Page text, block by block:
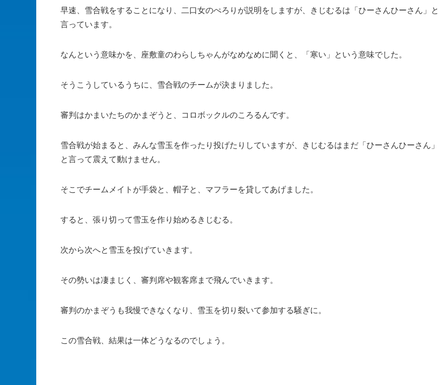
早速、雪合戦をすることになり、二口女のぺろりが説明をしますが、きじむるは「ひーさんひーさん」と
言っています。
なんという意味かを、座敷童のわらしちゃんがなめなめに聞くと、「寒い」という意味でした。
そうこうしているうちに、雪合戦のチームが決まりました。
審判はかまいたちのかまぞうと、コロボックルのころるんです。
雪合戦が始まると、みんな雪玉を作ったり投げたりしていますが、きじむるはまだ「ひーさんひーさん」
と言って震えて動けません。
そこでチームメイトが手袋と、帽子と、マフラーを貸してあげました。
すると、張り切って雪玉を作り始めるきじむる。
次から次へと雪玉を投げていきます。
その勢いは凄まじく、審判席や観客席まで飛んでいきます。
審判のかまぞうも我慢できなくなり、雪玉を切り裂いて参加する騒ぎに。
この雪合戦、結果は一体どうなるのでしょう。